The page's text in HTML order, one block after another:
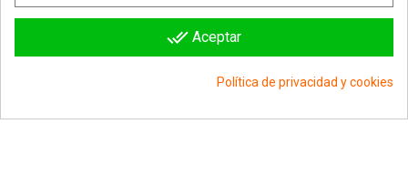
Información sobre la tienda 
done_all Aceptar
Política de privacidad y cookies